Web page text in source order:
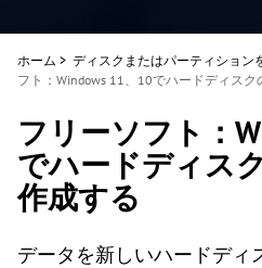
ホーム > ディスクまたはパーティション
フト：Windows 11、10でハードディス
フリーソフト：
でハードディス
作成する
データを新しいハードディ